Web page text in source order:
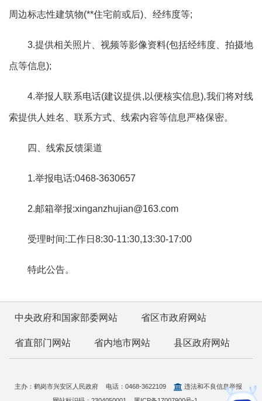
周边标志性建筑物(**住宅前或后)、经纬度等;
3.提供相关照片、视频等影像资料(包括经纬度、拍摄地
点等信息);
4.举报人联系电话(建议提供,以便核实信息),我们将对线
索提供人姓名、联系方式、线索内容等信息严格保密。
四、线索反馈渠道
1.举报电话:0468-3630657
2.邮箱举报:xinganzhujian@163.com
受理时间:工作日8:30-11:30,13:30-17:00
特此公告。
中央政府和国家部委网站 省区市政府网站
省直部门网站 省内地市网站 县区政府网站
主办：鹤岗市兴安区人民政府 电话：0468-3622109
违法和不良信息举报